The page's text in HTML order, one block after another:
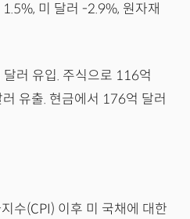
미 달러 -2.9%, 원자재
러 유입. 주식으로 116억
유출. 현금에서 176억 달러
수(CPI) 이후 미 국채에 대한